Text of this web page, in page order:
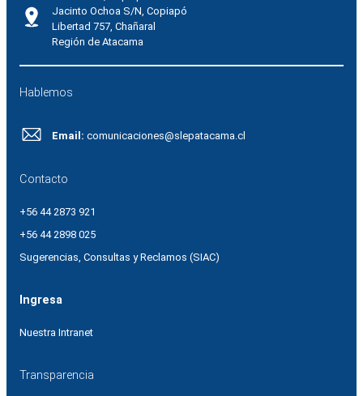
Jacinto Ochoa S/N, Copiapó
Libertad 757, Chañaral
Región de Atacama
Hablemos
Email: comunicaciones@slepatacama.cl
Contacto
+56 44 2873 921
+56 44 2898 025
Sugerencias, Consultas y Reclamos (SIAC)
Ingresa
Nuestra Intranet
Transparencia